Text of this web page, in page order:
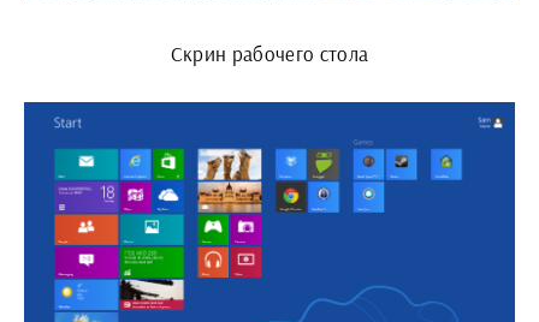
Скрин рабочего стола